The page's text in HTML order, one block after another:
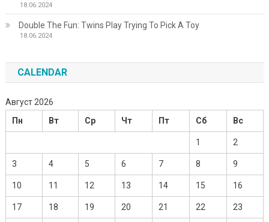
18.06.2024
Double The Fun: Twins Play Trying To Pick A Toy
18.06.2024
CALENDAR
Август 2026
Пн
Вт Ср Чт Пт Сб Вс
1 2
3 4 5 6 7 8 9
10 11 12 13 14 15 16
17 18 19 20 21 22 23